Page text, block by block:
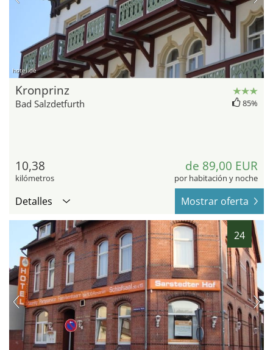
hotel.de
Kronprinz
Bad Salzdetfurth 85%
10,38
kilómetros
de 89,00 EUR
por habitación y noche
Detalles Mostrar oferta
24